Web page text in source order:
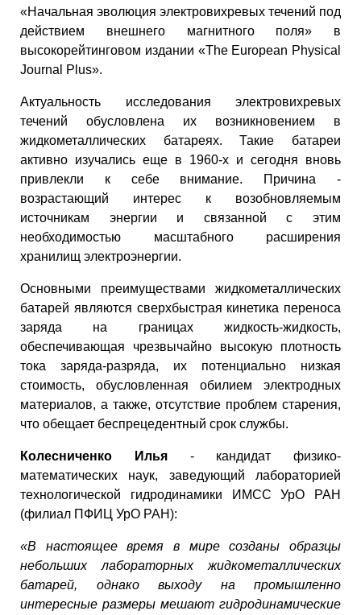
«Начальная эволюция электровихревых течений под
действием внешнего магнитного поля» в
высокорейтинговом издании «The European Physical
Journal Plus».
Актуальность исследования электровихревых
течений обусловлена их возникновением в
жидкометаллических батареях. Такие батареи
активно изучались еще в 1960-х и сегодня вновь
привлекли к себе внимание. Причина -
возрастающий интерес к возобновляемым
источникам энергии и связанной с этим
необходимостью масштабного расширения
хранилищ электроэнергии.
Основными преимуществами жидкометаллических
батарей являются сверхбыстрая кинетика переноса
заряда на границах жидкость-жидкость,
обеспечивающая чрезвычайно высокую плотность
тока заряда-разряда, их потенциально низкая
стоимость, обусловленная обилием электродных
материалов, а также, отсутствие проблем старения,
что обещает беспрецедентный срок службы.
Колесниченко Илья- кандидат физико-
математических наук, заведующий лабораторией
технологической гидродинамики ИМСС УрО РАН
(филиал ПФИЦ УрО РАН):
«В настоящее время в мире созданы образцы
небольших лабораторных жидкометаллических
батарей, однако выходу на промышленно
интересные размеры мешают гидродинамические